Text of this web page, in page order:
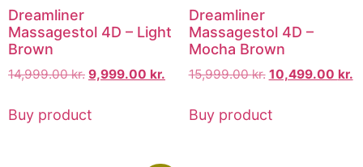
Dreamliner
Massagestol 4D – Light
Brown
14,999.00kr. 9,999.00 kr.
Buy product
Dreamliner
Massagestol 4D –
Mocha Brown
15,999.00kr. 10,499.00 kr.
Buy product